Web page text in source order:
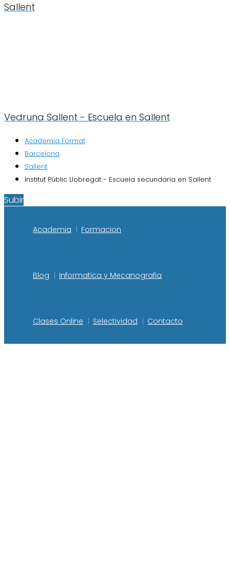
Sallent
Vedruna Sallent - Escuela en Sallent
Academia Format
Barcelona
Sallent
Institut Públic Llobregat - Escuela secundaria en Sallent
Subir
Academia Formacion
Blog Informatica y Mecanografia
Clases Online Selectividad Contacto